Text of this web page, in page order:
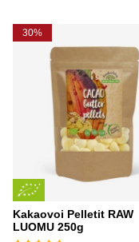
30%
Kakaovoi Pelletit RAW
LUOMU 250g